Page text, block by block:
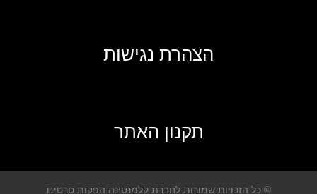
הצהרת נגישות
תקנון האתר
© כל הזכויות שמורות לחברת קלמנטינה הפקות סרטים